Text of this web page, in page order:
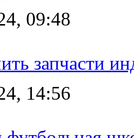
09:48
запчасти
14:56